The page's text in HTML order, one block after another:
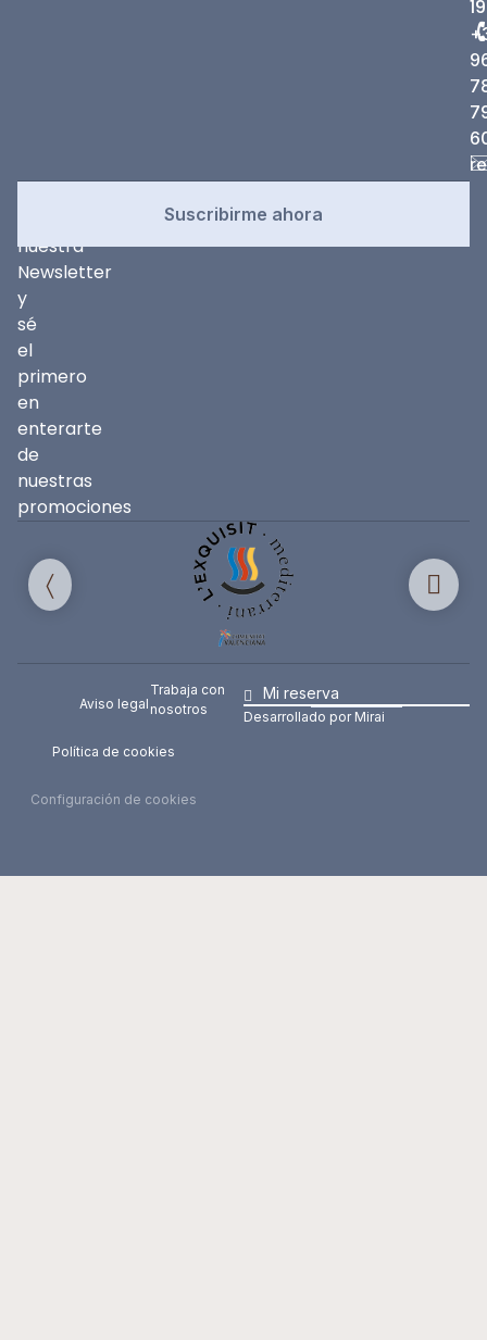
19
Newsletter
nuestra
Newsletter
y
sé
el
primero
en
enterarte
de
nuestras
promociones
Suscribirme ahora
Aviso legal
Política de cookies
Configuración de cookies
Trabaja con
nosotros
Mi reserva
Desarrollado por Mirai